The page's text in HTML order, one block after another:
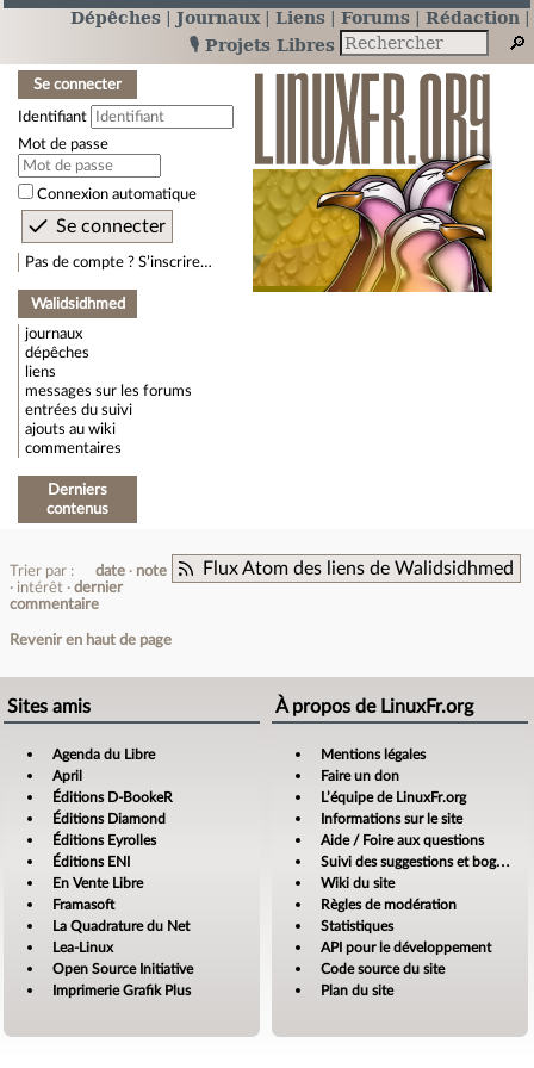
Dépêches Journaux Liens Forums
Rédaction
🎙️ Projets Libres
Se connecter
Identifiant
Mot de passe
Connexion automatique
Pas de compte ? S’inscrire…
Walidsidhmed
journaux
dépêches
liens
messages sur les forums
entrées du suivi
ajouts au wiki
commentaires
Derniers
contenus
Flux Atom des liens de Walidsidhmed
Trier par : date
note
intérêt
dernier
commentaire
Revenir en haut de page
Sites amis
Agenda du Libre
April
Éditions D-BookeR
Éditions Diamond
Éditions Eyrolles
Éditions ENI
En Vente Libre
Framasoft
La Quadrature du Net
Lea-Linux
Open Source Initiative
Imprimerie Grafik Plus
À propos de LinuxFr.org
Mentions légales
Faire un don
L’équipe de LinuxFr.org
Informations sur le site
Aide / Foire aux questions
Suivi des suggestions et bogues
Wiki du site
Règles de modération
Statistiques
API pour le développement
Code source du site
Plan du site